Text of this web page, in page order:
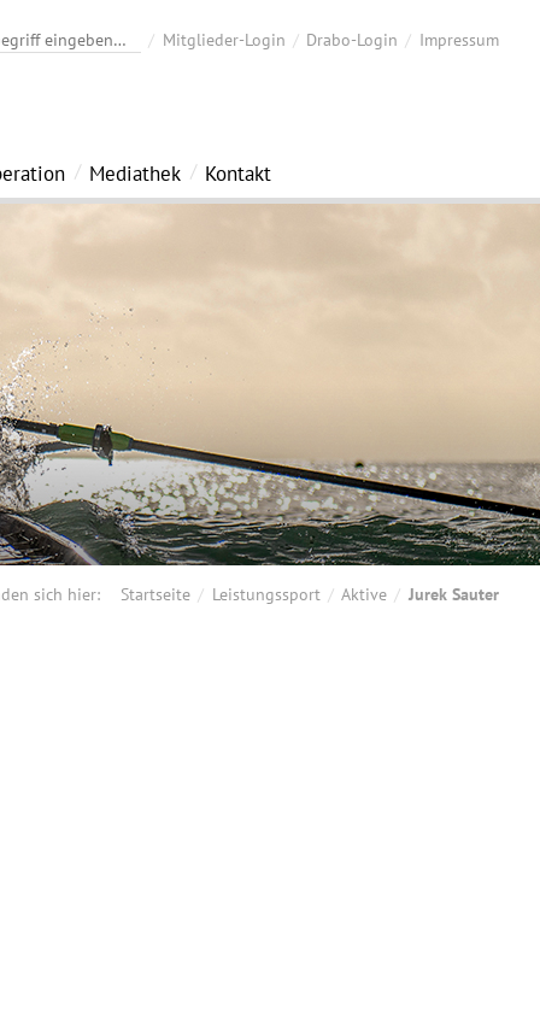
Mitglieder-Login Drabo-Login Impressum
Mediathek Kontakt
sich hier: Startseite Leistungssport Aktive Jurek Sauter